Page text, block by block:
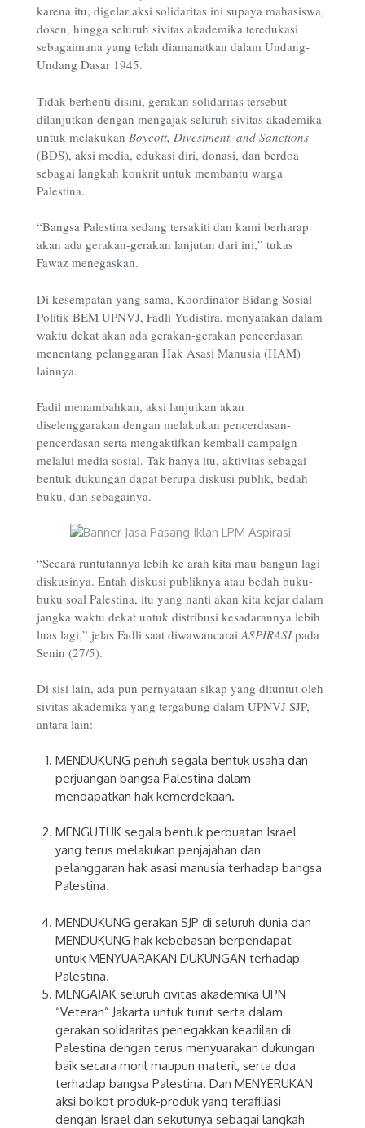
karena itu, digelar aksi solidaritas ini supaya mahasiswa,
dosen, hingga seluruh sivitas akademika teredukasi
sebagaimana yang telah diamanatkan dalam Undang-
Undang Dasar 1945.
Tidak berhenti disini, gerakan solidaritas tersebut
dilanjutkan dengan mengajak seluruh sivitas akademika
untuk melakukan Boycott, Divestment, and Sanctions
(BDS), aksi media, edukasi diri, donasi, dan berdoa
sebagai langkah konkrit untuk membantu warga
Palestina.
“Bangsa Palestina sedang tersakiti dan kami berharap
akan ada gerakan-gerakan lanjutan dari ini,” tukas
Fawaz menegaskan.
Di kesempatan yang sama, Koordinator Bidang Sosial
Politik BEM UPNVJ, Fadli Yudistira, menyatakan dalam
waktu dekat akan ada gerakan-gerakan pencerdasan
menentang pelanggaran Hak Asasi Manusia (HAM)
lainnya.
Fadil menambahkan, aksi lanjutkan akan
diselenggarakan dengan melakukan pencerdasan-
pencerdasan serta mengaktifkan kembali campaign
melalui media sosial. Tak hanya itu, aktivitas sebagai
bentuk dukungan dapat berupa diskusi publik, bedah
buku, dan sebagainya.
“Secara runtutannya lebih ke arah kita mau bangun lagi
diskusinya. Entah diskusi publiknya atau bedah buku-
buku soal Palestina, itu yang nanti akan kita kejar dalam
jangka waktu dekat untuk distribusi kesadarannya lebih
luas lagi,” jelas Fadli saat diwawancarai ASPIRASIpada
Senin (27/5).
Di sisi lain, ada pun pernyataan sikap yang dituntut oleh
sivitas akademika yang tergabung dalam UPNVJ SJP,
antara lain:
MENDUKUNG penuh segala bentuk usaha dan
perjuangan bangsa Palestina dalam
mendapatkan hak kemerdekaan.
MENGUTUK segala bentuk perbuatan Israel
yang terus melakukan penjajahan dan
pelanggaran hak asasi manusia terhadap bangsa
Palestina.
MENDUKUNG gerakan SJP di seluruh dunia dan
MENDUKUNG hak kebebasan berpendapat
untuk MENYUARAKAN DUKUNGAN terhadap
Palestina.
MENGAJAK seluruh civitas akademika UPN
“Veteran” Jakarta untuk turut serta dalam
gerakan solidaritas penegakkan keadilan di
Palestina dengan terus menyuarakan dukungan
baik secara moril maupun materil, serta doa
terhadap bangsa Palestina. Dan MENYERUKAN
aksi boikot produk-produk yang terafiliasi
dengan Israel dan sekutunya sebagai langkah